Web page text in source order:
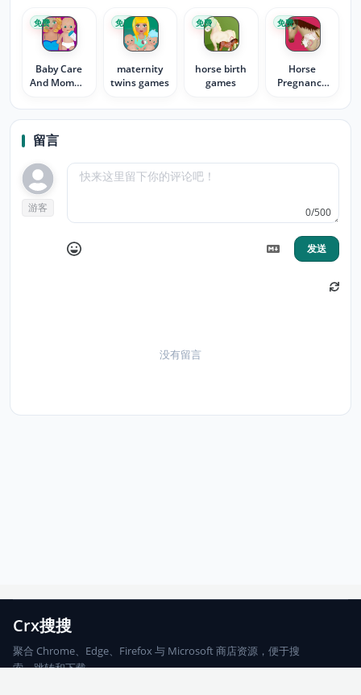
Baby Care
And Mommy
免费
maternity
twins games
免费
horse birth
games
免费
Horse
Pregnancy
免费
留言
游客 0/500
发送
没有留言
Crx搜搜
聚合 Chrome、Edge、Firefox 与 Microsoft 商店资源，便于搜
索、跳转和下载。